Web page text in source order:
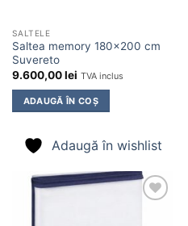
SALTELE
Saltea memory 180×200 cm
Suvereto
9.600,00lei TVA inclus
ADAUGĂ ÎN COȘ
Adaugă în wishlist